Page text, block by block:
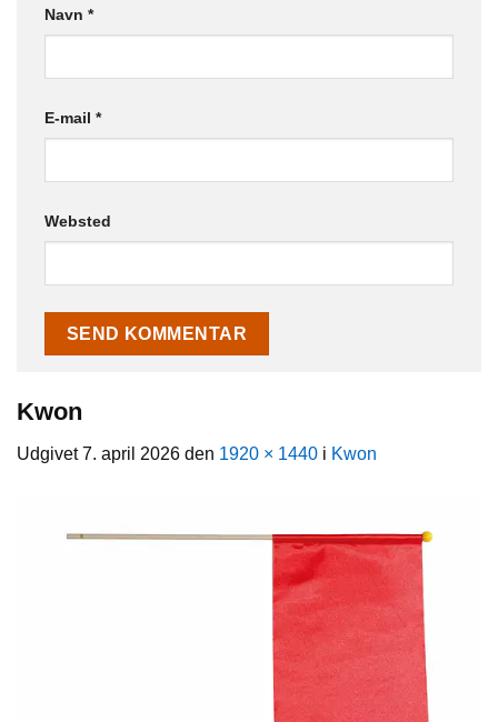
Navn *
E-mail *
Websted
Kwon
Udgivet7. april 2026 den 1920 × 1440 i Kwon